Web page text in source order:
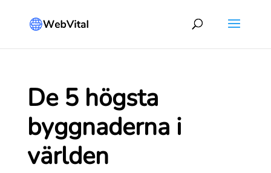
De 5 högsta
byggnaderna i
världen